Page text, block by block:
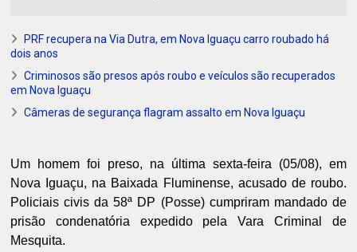
PRF recupera na Via Dutra, em Nova Iguaçu carro roubado há
dois anos
Criminosos são presos após roubo e veículos são recuperados
em Nova Iguaçu
Câmeras de segurança flagram assalto em Nova Iguaçu
Um homem foi preso, na última sexta-feira (05/08), em
Nova Iguaçu, na Baixada Fluminense, acusado de roubo.
Policiais civis da 58ª DP (Posse) cumpriram mandado de
prisão condenatória expedido pela Vara Criminal de
Mesquita.